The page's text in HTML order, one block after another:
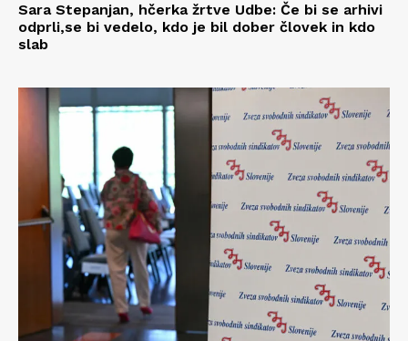
Sara Stepanjan, hčerka žrtve Udbe: Če bi se arhivi
odprli,se bi vedelo, kdo je bil dober človek in kdo
slab